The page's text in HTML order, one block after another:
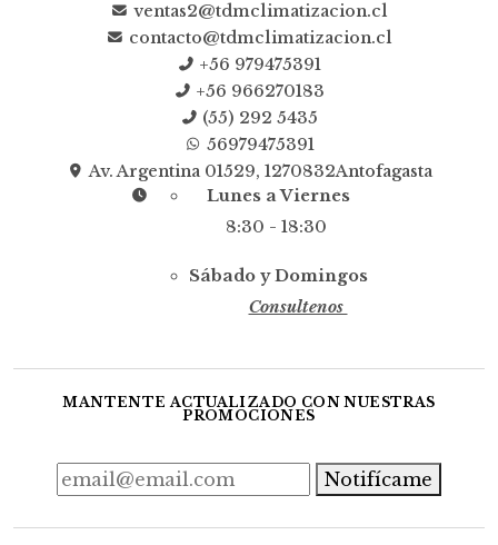
ventas2@tdmclimatizacion.cl
contacto@tdmclimatizacion.cl
+56 979475391
+56 966270183
(55) 292 5435
56979475391
Av. Argentina 01529, 1270832Antofagasta
Lunes a Viernes
8:30 - 18:30
Sábado y Domingos
Consultenos
MANTENTE ACTUALIZADO CON NUESTRAS
PROMOCIONES
Notifícame